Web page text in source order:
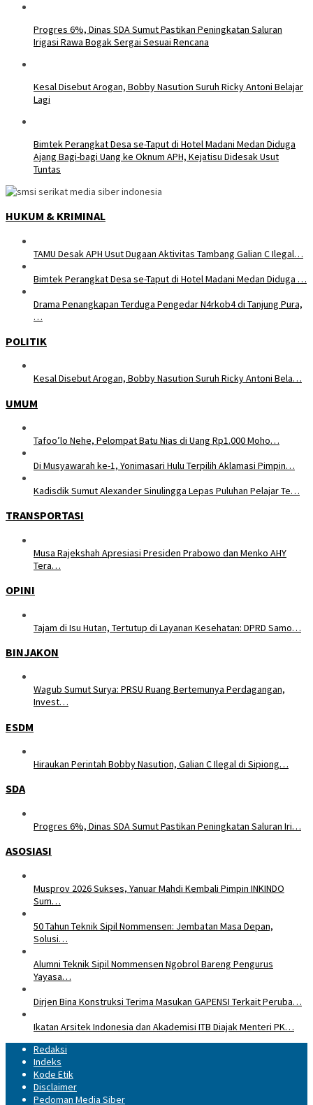
Progres 6%, Dinas SDA Sumut Pastikan Peningkatan Saluran
Irigasi Rawa Bogak Sergai Sesuai Rencana
Kesal Disebut Arogan, Bobby Nasution Suruh Ricky Antoni Belajar
Lagi
Bimtek Perangkat Desa se-Taput di Hotel Madani Medan Diduga
Ajang Bagi-bagi Uang ke Oknum APH, Kejatisu Didesak Usut
Tuntas
HUKUM & KRIMINAL
TAMU Desak APH Usut Dugaan Aktivitas Tambang Galian C Ilegal…
Bimtek Perangkat Desa se-Taput di Hotel Madani Medan Diduga …
Drama Penangkapan Terduga Pengedar N4rkob4 di Tanjung Pura,
…
POLITIK
Kesal Disebut Arogan, Bobby Nasution Suruh Ricky Antoni Bela…
UMUM
Tafoo’lo Nehe, Pelompat Batu Nias di Uang Rp1.000 Moho…
Di Musyawarah ke-1, Yonimasari Hulu Terpilih Aklamasi Pimpin…
Kadisdik Sumut Alexander Sinulingga Lepas Puluhan Pelajar Te…
TRANSPORTASI
Musa Rajekshah Apresiasi Presiden Prabowo dan Menko AHY
Tera…
OPINI
Tajam di Isu Hutan, Tertutup di Layanan Kesehatan: DPRD Samo…
BINJAKON
Wagub Sumut Surya: PRSU Ruang Bertemunya Perdagangan,
Invest…
ESDM
Hiraukan Perintah Bobby Nasution, Galian C Ilegal di Sipiong…
SDA
Progres 6%, Dinas SDA Sumut Pastikan Peningkatan Saluran Iri…
ASOSIASI
Musprov 2026 Sukses, Yanuar Mahdi Kembali Pimpin INKINDO
Sum…
50 Tahun Teknik Sipil Nommensen: Jembatan Masa Depan,
Solusi…
Alumni Teknik Sipil Nommensen Ngobrol Bareng Pengurus
Yayasa…
Dirjen Bina Konstruksi Terima Masukan GAPENSI Terkait Peruba…
Ikatan Arsitek Indonesia dan Akademisi ITB Diajak Menteri PK…
Redaksi
Indeks
Kode Etik
Disclaimer
Pedoman Media Siber